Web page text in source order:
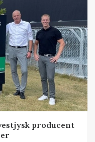
producent